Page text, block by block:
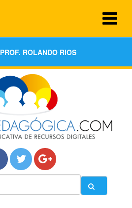
PROF. ROLANDO RIOS